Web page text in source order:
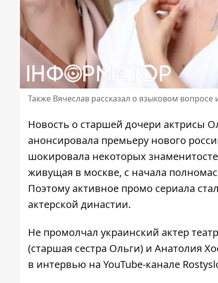
Также Вячеслав рассказал о языковом вопросе
Новость о старшей дочери актрисы
анонсировала премьеру нового
шокировала некоторых
живущая в москве, с начала
Поэтому активное промо сериала
актерской династии.
Не промолчал украинский актер
(старшая сестра Ольги) и Анатолия
в интервью на YouTube-канале